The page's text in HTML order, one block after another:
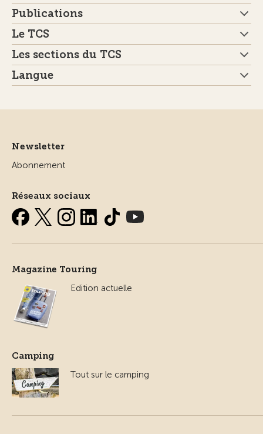
Publications
Le TCS
Les sections du TCS
Langue
Newsletter
Abonnement
Réseaux sociaux
Magazine Touring
Edition actuelle
Camping
Tout sur le camping